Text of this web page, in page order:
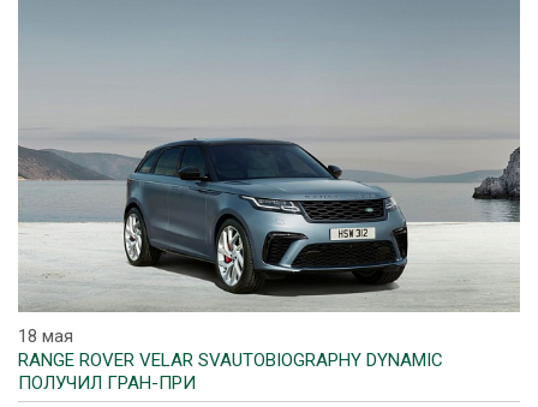
18 мая
RANGE ROVER VELAR SVAUTOBIOGRAPHY DYNAMIC
ПОЛУЧИЛ ГРАН-ПРИ